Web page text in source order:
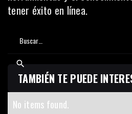
tener éxito en línea.
TAMBIÉN TE PUEDE
No items found.